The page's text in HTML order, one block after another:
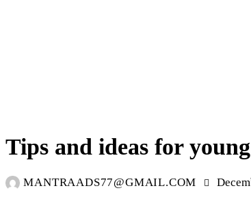
Tips and ideas for
MANTRAADS77@GMAIL.COM